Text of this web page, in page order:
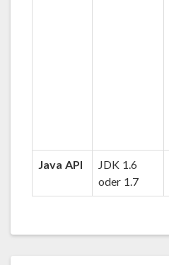
Java API
JDK 1.6
oder 1.7